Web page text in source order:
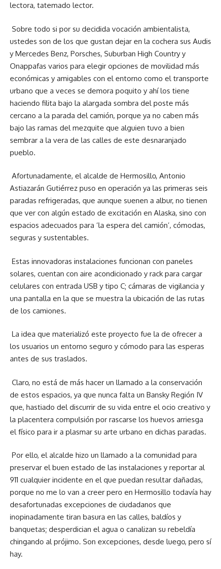
lectora, tatemado lector.
Sobre todo si por su decidida vocación ambientalista,
ustedes son de los que gustan dejar en la cochera sus Audis
y Mercedes Benz, Porsches, Suburban High Country y
Onappafas varios para elegir opciones de movilidad más
económicas y amigables con el entorno como el transporte
urbano que a veces se demora poquito y ahí los tiene
haciendo filita bajo la alargada sombra del poste más
cercano a la parada del camión, porque ya no caben más
bajo las ramas del mezquite que alguien tuvo a bien
sembrar a la vera de las calles de este desnaranjado
pueblo.
Afortunadamente, el alcalde de Hermosillo, Antonio
Astiazarán Gutiérrez puso en operación ya las primeras seis
paradas refrigeradas, que aunque suenen a albur, no tienen
que ver con algún estado de excitación en Alaska, sino con
espacios adecuados para ‘la espera del camión’, cómodas,
seguras y sustentables.
Estas innovadoras instalaciones funcionan con paneles
solares, cuentan con aire acondicionado y rack para cargar
celulares con entrada USB y tipo C; cámaras de vigilancia y
una pantalla en la que se muestra la ubicación de las rutas
de los camiones.
La idea que materializó este proyecto fue la de ofrecer a
los usuarios un entorno seguro y cómodo para las esperas
antes de sus traslados.
Claro, no está de más hacer un llamado a la conservación
de estos espacios, ya que nunca falta un Bansky Región IV
que, hastiado del discurrir de su vida entre el ocio creativo y
la placentera compulsión por rascarse los huevos arriesga
el físico para ir a plasmar su arte urbano en dichas paradas.
Por ello, el alcalde hizo un llamado a la comunidad para
preservar el buen estado de las instalaciones y reportar al
911 cualquier incidente en el que puedan resultar dañadas,
porque no me lo van a creer pero en Hermosillo todavía hay
desafortunadas excepciones de ciudadanos que
inopinadamente tiran basura en las calles, baldíos y
banquetas; desperdician el agua o canalizan su rebeldía
chingando al prójimo. Son excepciones, desde luego, pero sí
hay.